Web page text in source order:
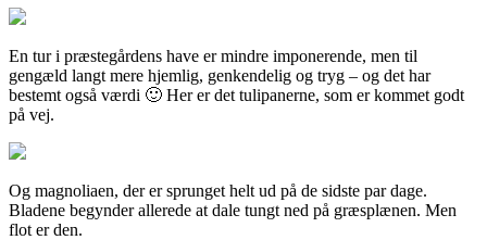
En tur i præstegårdens have er mindre imponerende, men til
gengæld langt mere hjemlig, genkendelig og tryg – og det har
bestemt også værdi 🙂 Her er det tulipanerne, som er kommet godt
på vej.
Og magnoliaen, der er sprunget helt ud på de sidste par dage.
Bladene begynder allerede at dale tungt ned på græsplænen. Men
flot er den.